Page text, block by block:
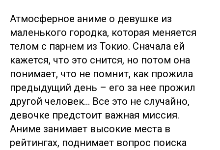
Атмосферное аниме о девушке из
маленького городка, которая меняется
телом с парнем из Токио. Сначала ей
кажется, что это снится, но потом она
понимает, что не помнит, как прожила
предыдущий день – его за нее прожил
другой человек… Все это не случайно,
девочке предстоит важная миссия.
Аниме занимает высокие места в
рейтингах, поднимает вопрос поиска
Написать нам
Написать нам
+7 (495) 120-30-55
Для клиентов:
Написать нам
Написать нам
Мессенджеры:
ds@lingvonanny.ru
+7 (912) 774-75-55
Для кандидатов: